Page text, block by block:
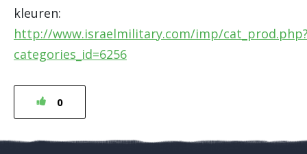
kleuren:
http://www.israelmilitary.com/imp/
categories_id=6256
0